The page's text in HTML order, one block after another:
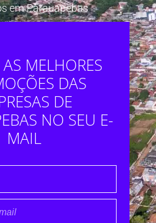
em Parauapebas
AS MELHORES
DAS
DE
NO SEU E-
MAIL